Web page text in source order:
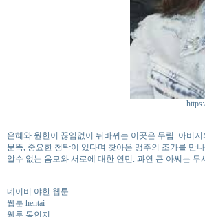
은혜와 원한이 끊임없이 뒤바뀌는 이곳은 무림. 아버
문뜩, 중요한 청탁이 있다며 찾아온 맹주의 조카를 만
알수 없는 음모와 서로에 대한 연민. 과연 큰 아씨는 무
네이버 야한 웹툰
웹툰 hentai
웹툰 동인지